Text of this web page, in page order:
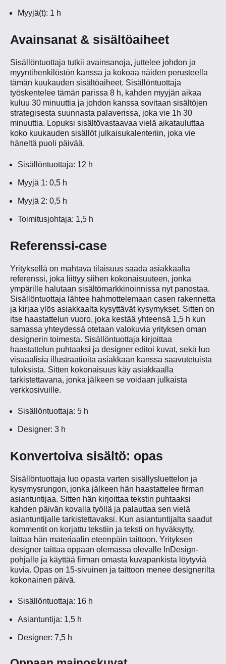
Myyjä(t): 1 h
Avainsanat & sisältöaiheet
Sisällöntuottaja tutkii avainsanoja, juttelee johdon ja
myyntihenkilöstön kanssa ja kokoaa näiden perusteella
tämän kuukauden sisältöaiheet. Sisällöntuottaja
työskentelee tämän parissa 8 h, kahden myyjän aikaa
kuluu 30 minuuttia ja johdon kanssa sovitaan sisältöjen
strategisesta suunnasta palaverissa, joka vie 1h 30
minuuttia. Lopuksi sisältövastaavaa vielä aikatauluttaa
koko kuukauden sisällöt julkaisukalenteriin, joka vie
häneltä puoli päivää.
Sisällöntuottaja: 12 h
Myyjä 1: 0,5 h
Myyjä 2: 0,5 h
Toimitusjohtaja: 1,5 h
Referenssi-case
Yrityksellä on mahtava tilaisuus saada asiakkaalta
referenssi, joka liittyy siihen kokonaisuuteen, jonka
ympärille halutaan sisältömarkkinoinnissa nyt panostaa.
Sisällöntuottaja lähtee hahmottelemaan casen rakennetta
ja kirjaa ylös asiakkaalta kysyttävät kysymykset. Sitten on
itse haastattelun vuoro, joka kestää yhteensä 1,5 h kun
samassa yhteydessä otetaan valokuvia yrityksen oman
designerin toimesta. Sisällöntuottaja kirjoittaa
haastattelun puhtaaksi ja designer editoi kuvat, sekä luo
visuaalisia illustraatioita asiakkaan kanssa saavutetuista
tuloksista. Sitten kokonaisuus käy asiakkaalla
tarkistettavana, jonka jälkeen se voidaan julkaista
verkkosivuille.
Sisällöntuottaja: 5 h
Designer: 3 h
Konvertoiva sisältö: opas
Sisällöntuottaja luo opasta varten sisällysluettelon ja
kysymysrungon, jonka jälkeen hän haastattelee firman
asiantuntijaa. Sitten hän kirjoittaa tekstin puhtaaksi
kahden päivän kovalla työllä ja palauttaa sen vielä
asiantuntijalle tarkistettavaksi. Kun asiantuntijalta saadut
kommentit on korjattu tekstiin ja teksti on hyväksytty,
laittaa hän materiaalin eteenpäin taittoon. Yrityksen
designer taittaa oppaan olemassa olevalle InDesign-
pohjalle ja käyttää firman omasta kuvapankista löytyviä
kuvia. Opas on 15-sivuinen ja taittoon menee designerilta
kokonainen päivä.
Sisällöntuottaja: 16 h
Asiantuntija: 1,5 h
Designer: 7,5 h